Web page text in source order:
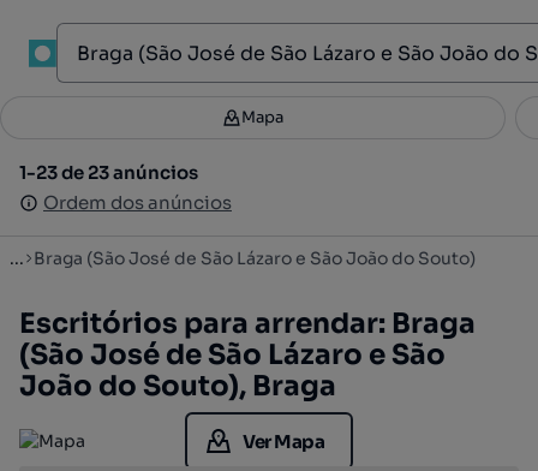
1
Filtros 4
1-23 de 23 anúncios
Ordem dos anúncios
Mapa
1-23 de 23 anúncios
Ordem dos anúncios
... Braga (São José de São Lázaro e São João do Souto)
Escritórios para arrendar: Braga
(São José de São Lázaro e São
João do Souto), Braga
Ver Mapa